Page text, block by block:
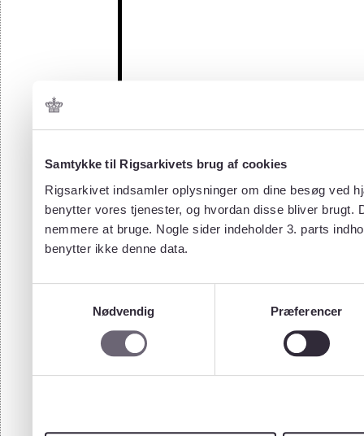
Samtykke til Rigsarkivets brug af cookies
Rigsarkivet indsamler oplysninger om dine besøg ved
benytter vores tjenester, og hvordan disse bliver
nemmere at bruge. Nogle sider indeholder 3. parts
benytter ikke denne data.
Nødvendig
Præferencer